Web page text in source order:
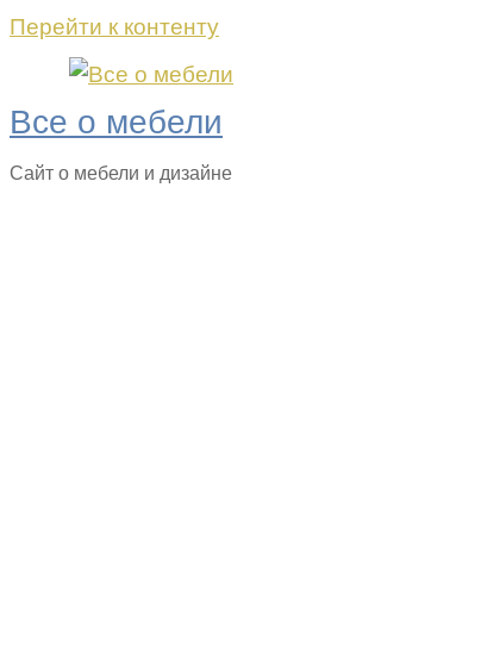
Перейти к контенту
Все о мебели
Сайт о мебели и дизайне